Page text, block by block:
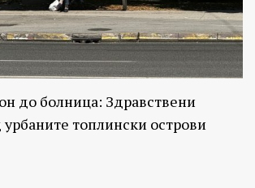
до болница: Здравствени
топлински острови